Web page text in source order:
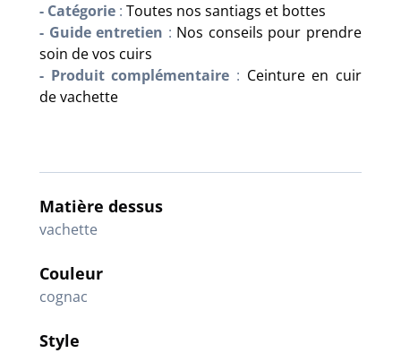
- Catégorie : Toutes nos santiags et bottes
- Guide entretien : Nos conseils pour prendre
soin de vos cuirs
- Produit complémentaire : Ceinture en cuir
de vachette
Matière dessus
vachette
Couleur
cognac
Style